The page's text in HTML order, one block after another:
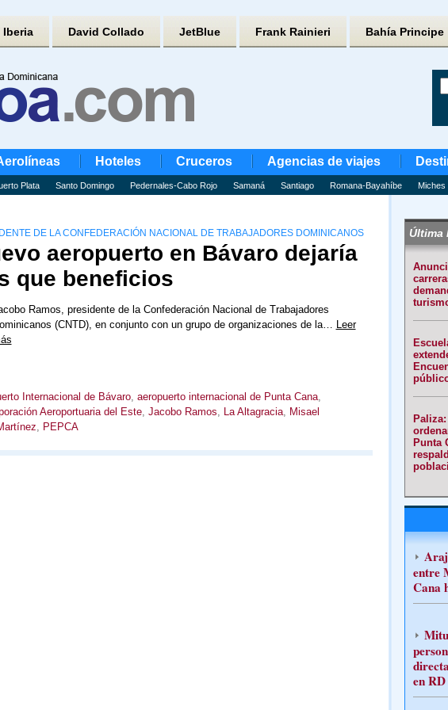
Iberia David Collado JetBlue Frank Rainieri Bahía Principe
Hoteles Cruceros Agencias de viajes
Plata Santo Domingo Pedernales-Cabo Rojo Samaná Santiago Romana-Bayahíbe Miches
DE LA CONFEDERACIÓN NACIONAL DE TRABAJADORES DOMINICANOS
aeropuerto en Bávaro dejaría
que beneficios
Ramos, presidente de la Confederación Nacional de Trabajadores
(CNTD), en conjunto con un grupo de organizaciones de la… Leer
Internacional de Bávaro, aeropuerto internacional de Punta Cana,
Aeroportuaria del Este, Jacobo Ramos, La Altagracia, Misael
, PEPCA
Última
Punta
entre
Cana
en RD